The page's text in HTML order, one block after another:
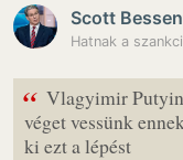
Scott
Hatnak a
“ Vlagyimir
véget vessünk
ki ezt a lépést